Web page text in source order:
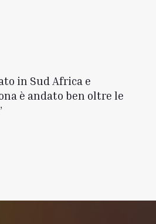
in Sud Africa e
è andato ben oltre le